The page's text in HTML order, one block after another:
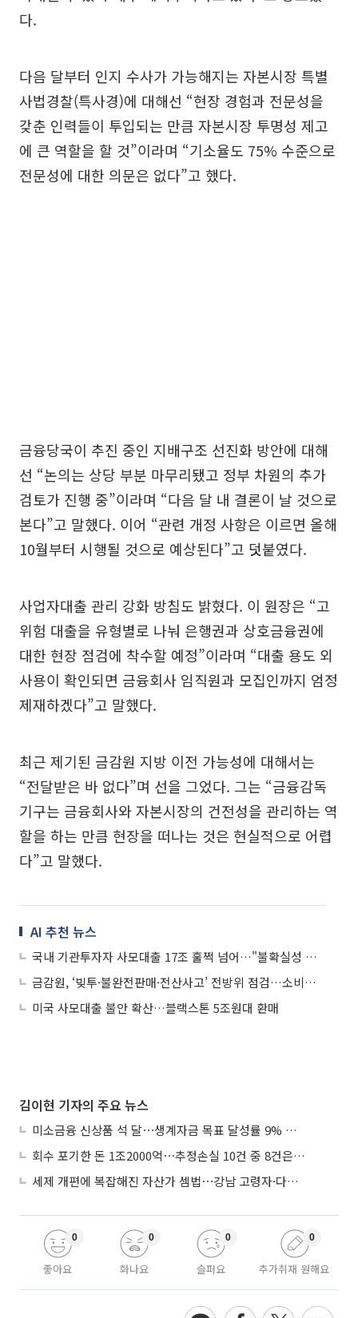
다.
다음 달부터 인지 수사가 가능해지는 자본시장 특별
사법경찰(특사경)에 대해선 “현장 경험과 전문성을
갖춘 인력들이 투입되는 만큼 자본시장 투명성 제고
에 큰 역할을 할 것”이라며 “기소율도 75% 수준으로
전문성에 대한 의문은 없다”고 했다.
금융당국이 추진 중인 지배구조 선진화 방안에 대해
선 “논의는 상당 부분 마무리됐고 정부 차원의 추가
검토가 진행 중”이라며 “다음 달 내 결론이 날 것으로
본다”고 말했다. 이어 “관련 개정 사항은 이르면 올해
10월부터 시행될 것으로 예상된다”고 덧붙였다.
사업자대출 관리 강화 방침도 밝혔다. 이 원장은 “고
위험 대출을 유형별로 나눠 은행권과 상호금융권에
대한 현장 점검에 착수할 예정”이라며 “대출 용도 외
사용이 확인되면 금융회사 임직원과 모집인까지 엄정
제재하겠다”고 말했다.
최근 제기된 금감원 지방 이전 가능성에 대해서는
“전달받은 바 없다”며 선을 그었다. 그는 “금융감독
기구는 금융회사와 자본시장의 건전성을 관리하는 역
할을 하는 만큼 현장을 떠나는 것은 현실적으로 어렵
다”고 말했다.
AI 추천 뉴스
국내 기관투자자 사모대출 17조 훌쩍 넘어…"불확실성 높아"
금감원, ‘빚투·불완전판매·전산사고’ 전방위 점검…소비자 리스크 선제 대응
미국 사모대출 불안 확산…블랙스톤 5조원대 환매
김이현 기자의 주요 뉴스
미소금융 신상품 석 달⋯생계자금 목표 달성률 9% 그쳐
회수 포기한 돈 1조2000억⋯추정손실 10건 중 8건은 기업대출
세제 개편에 복잡해진 자산가 셈법⋯강남 고령자·다주택자 ‘자산재편 고심’
좋아요
0
화나요
0
슬퍼요
0
추가취재 원해요
0